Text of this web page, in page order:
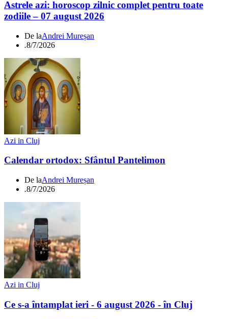
Astrele azi: horoscop zilnic complet pentru toate
zodiile – 07 august 2026
De laAndrei Mureșan
.8/7/2026
Azi in Cluj
Calendar ortodox: Sfântul Pantelimon
De laAndrei Mureșan
.8/7/2026
Azi in Cluj
Ce s-a întamplat ieri - 6 august 2026 - în Cluj